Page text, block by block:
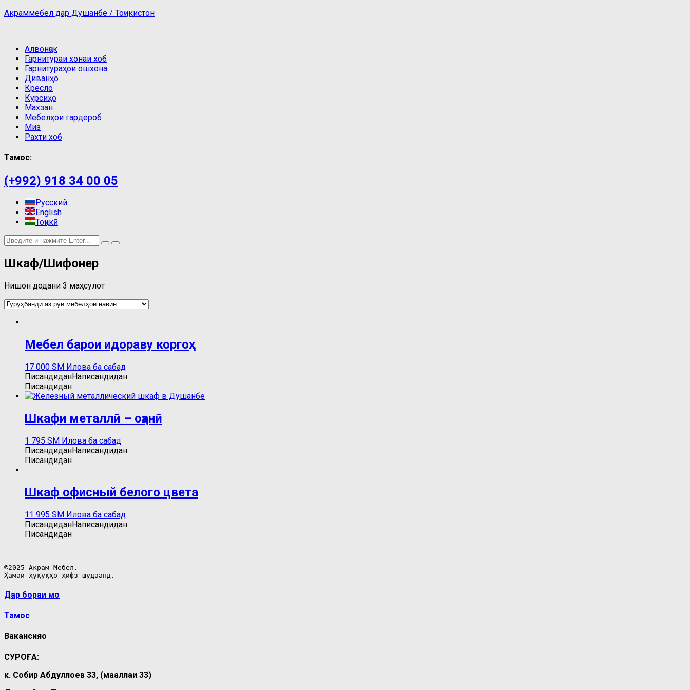
Акраммебел дар Душанбе / Тоҷикистон
Алвонҷак
Гарнитураи хонаи хоб
Гарнитураҳои ошхона
Диванҳо
Кресло
Курсиҳо
Махзан
Мебелҳои гардероб
Миз
Рахти хоб
Тамос:
(+992) 918 34 00 05
Русский
English
Тоҷикӣ
Шкаф/Шифонер
Нишон додани 3 маҳсулот
Мебел барои идораву коргоҳ
17 000 ЅМ Илова ба сабад
ПисандиданНаписандидан
Писандидан
Шкафи металлӣ – оҳанӣ
1 795 ЅМ Илова ба сабад
ПисандиданНаписандидан
Писандидан
Шкаф офисный белого цвета
11 995 ЅМ Илова ба сабад
ПисандиданНаписандидан
Писандидан
©2025 Акрам-Мебел.
Ҳамаи ҳуқуқҳо ҳифз шудаанд.
Дар бораи мо
Тамос
Вакансияҳо
СУРОҒА:
к. Собир Абдуллоев 33, (маҳаллаи 33)